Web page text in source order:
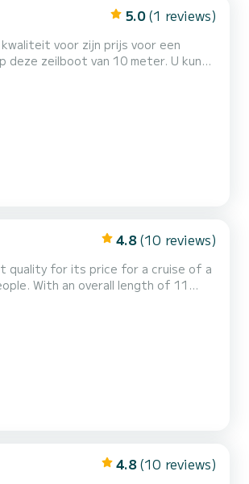
5.0 (1 reviews)
voor zijn prijs voor een
Sun Odyssey
4.8 (10 reviews)
quality for its price for a cruise of a
Sun Odyssey 380
4.8 (10 reviews)